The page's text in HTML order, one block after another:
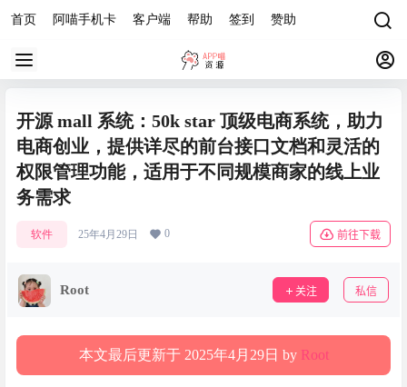
首页 阿喵手机卡 客户端 帮助 签到 赞助
开源 mall 系统：50k star 顶级电商系统，助力
电商创业，提供详尽的前台接口文档和灵活的
权限管理功能，适用于不同规模商家的线上业
务需求
软件 25年4月29日 0 前往下载
Root 关注 私信
本文最后更新于 2025年4月29日 by Root